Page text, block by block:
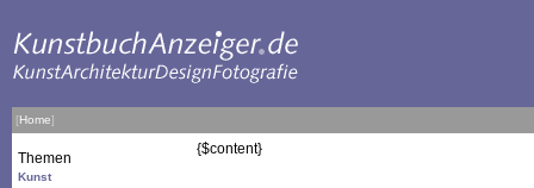
[Home]
Themen
Kunst
{$content}